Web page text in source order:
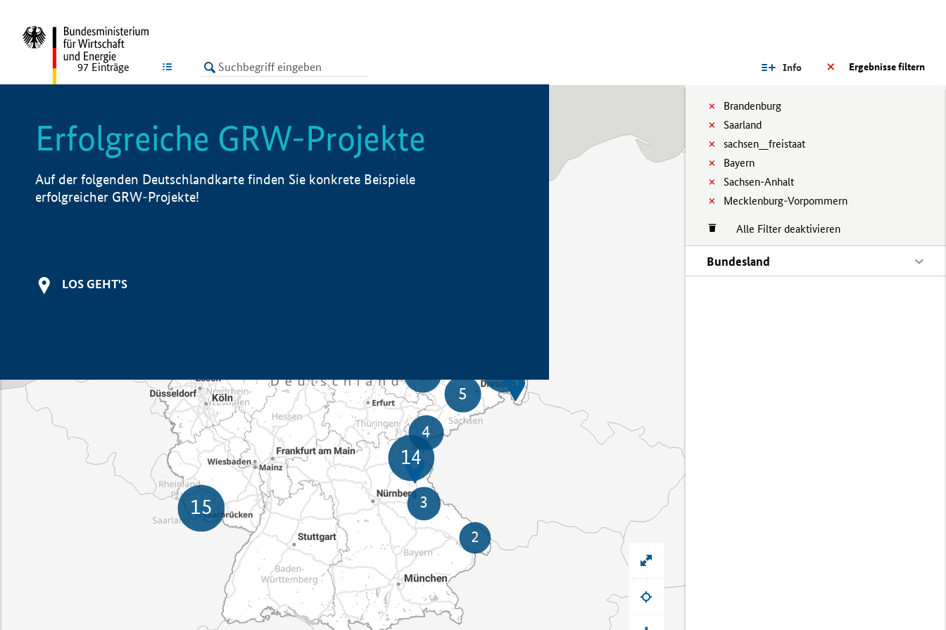
LISTE Ergebnisse filtern
Info
Brandenburg
Saarland
sachsen__freistaat
Bayern
Sachsen-Anhalt
Mecklenburg-Vorpommern
Alle Filter deaktivieren
Bundesland
97 Einträge
Erfolgreiche GRW-Projekte
Auf der folgenden Deutschlandkarte finden Sie konkrete Beispiele
erfolgreicher GRW-Projekte!
LOS GEHT'S